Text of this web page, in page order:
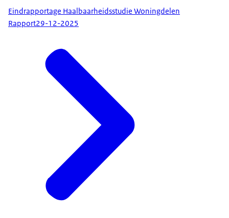
Eindrapportage Haalbaarheidsstudie Woningdelen
Rapport29-12-2025